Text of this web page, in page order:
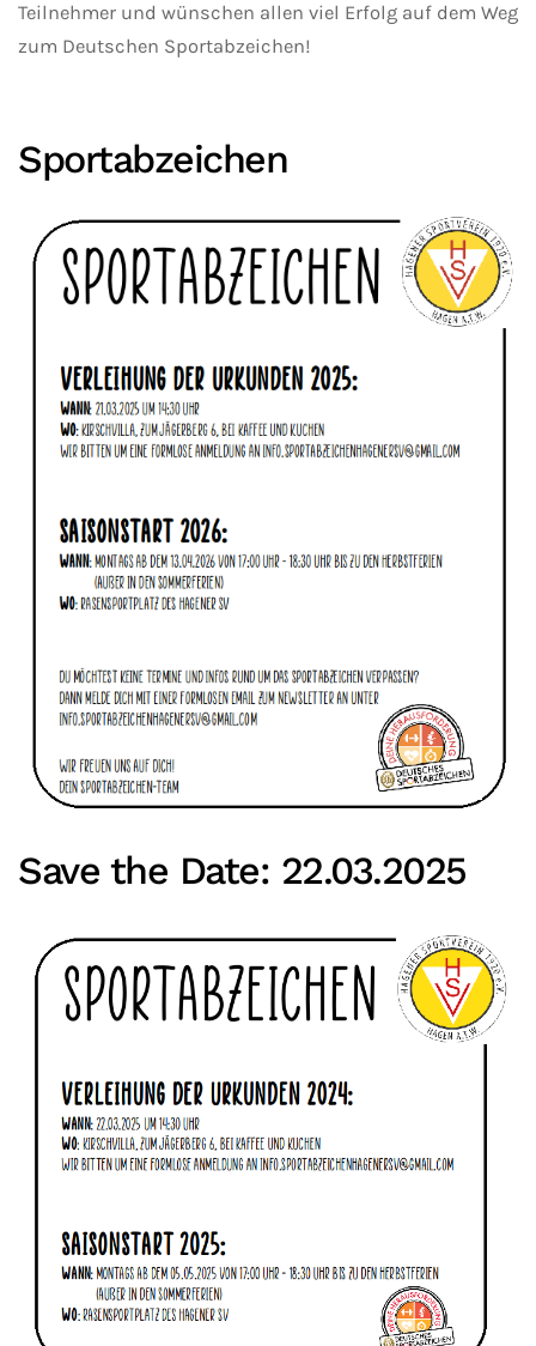
Teilnehmer und wünschen allen viel Erfolg auf dem Weg
zum Deutschen Sportabzeichen!
Sportabzeichen
Save the Date: 22.03.2025